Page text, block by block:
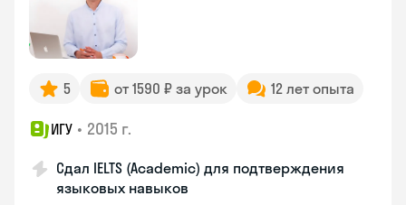
5 от 1590 ₽ за урок 12 лет опыта
ИГУ • 2015 г.
Сдал IELTS (Academic) для подтверждения
языковых навыков